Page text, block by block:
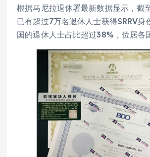
根据马尼拉退休署最新数据显示，截
已有超过7万名退休人士获得SRRV身
国的退休人士占比超过38%，位居各